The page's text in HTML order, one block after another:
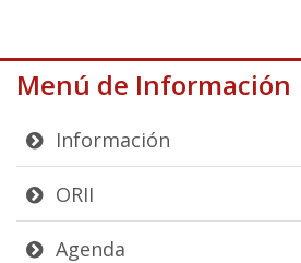
Menú de Información
Información
ORII
Agenda